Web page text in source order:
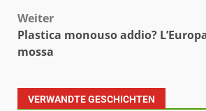
Weiter
Plastica monouso addio?
mossa
VERWANDTE GESCHICHTEN